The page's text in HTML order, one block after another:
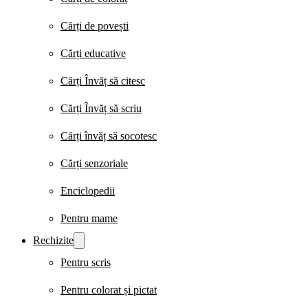
Cărți de povești
Cărți educative
Cărți Învăț să citesc
Cărți Învăț să scriu
Cărți învăț să socotesc
Cărți senzoriale
Enciclopedii
Pentru mame
Rechizite
Pentru scris
Pentru colorat și pictat